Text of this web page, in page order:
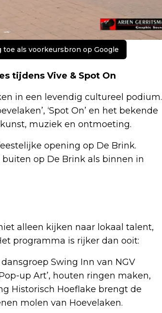
toe als voorkeursbron op Google
tijdens Vive & Spot On
in een levendig cultureel podium.
‘Spot On’ en het bekende
muziek en ontmoeting.
opening op De Brink.
op De Brink als binnen in
alleen kijken naar lokaal talent,
programma is rijker dan ooit:
Swing Inn van NGV
up Art’, houten ringen maken,
Historisch Hoeflake brengt de
molen van Hoevelaken.